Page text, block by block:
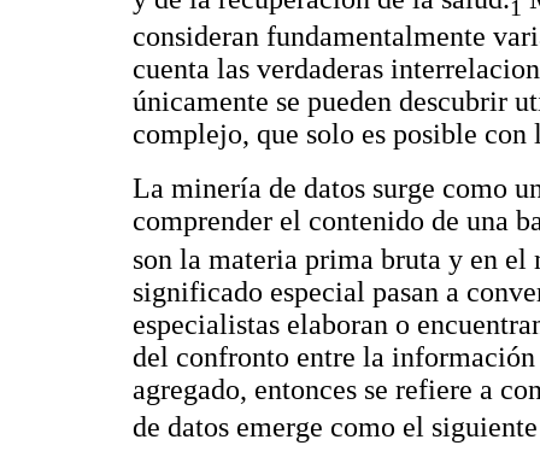
1
consideran fundamentalmente
cuenta las verdaderas
únicamente se pueden descubrir
complejo, que solo es posible
La minería de datos surge como
comprender el contenido de una
son la materia prima bruta y en
significado especial pasan a
especialistas elaboran o
del confronto entre la
agregado, entonces se refiere a
de datos emerge como el